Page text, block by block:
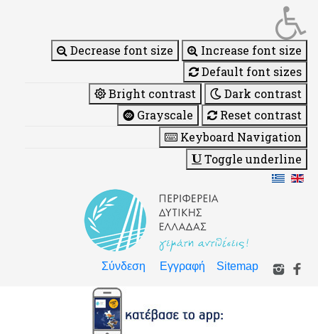
Decrease font size
Increase font size
Default font sizes
Bright contrast
Dark contrast
Grayscale
Reset contrast
Keyboard Navigation
Toggle underline
Σύνδεση Εγγραφή Sitemap